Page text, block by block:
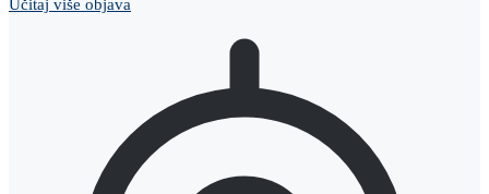
Učitaj više objava